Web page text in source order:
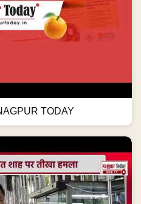
TODAY